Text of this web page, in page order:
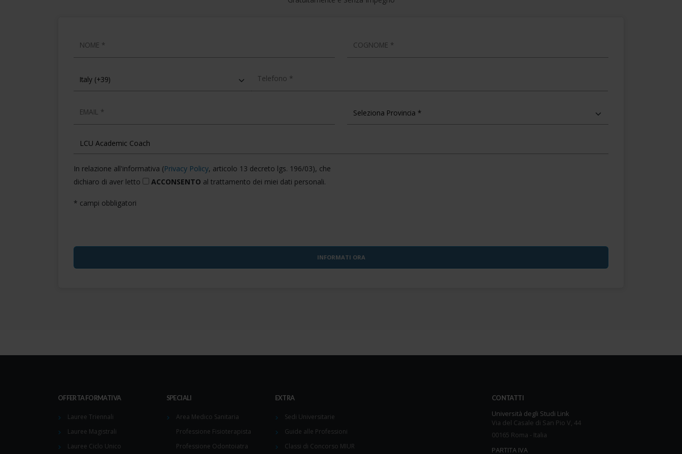
NOME COGNOME
TELEFONO
EMAIL
In relazione all'informativa (Privacy Policy, articolo 13 decreto lgs. 196/03), che
dichiaro di aver letto
ACCONSENTO al trattamento dei miei dati personali.
* campi obbligatori
OFFERTA FORMATIVA
Lauree Triennali
Lauree Magistrali
Lauree Ciclo Unico
SPECIALI
Area Medico Sanitaria
Professione Fisioterapista
Professione Odontoiatra
EXTRA
Sedi Universitarie
Guide alle Professioni
Classi di Concorso MIUR
CONTATTI
Università degli Studi Link
Via del Casale di San Pio V, 44
00165 Roma - Italia
PARTITA IVA